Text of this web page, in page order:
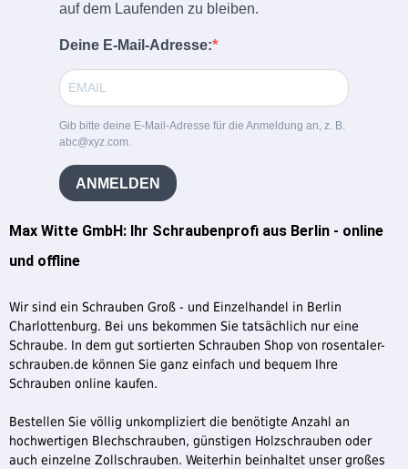
Max Witte GmbH: Ihr Schraubenprofi aus Berlin - online
und offline
Wir sind ein Schrauben Groß - und Einzelhandel in Berlin
Charlottenburg. Bei uns bekommen Sie tatsächlich nur eine
Schraube. In dem gut sortierten Schrauben Shop von rosentaler-
schrauben.de können Sie ganz einfach und bequem Ihre
Schrauben online kaufen.
Bestellen Sie völlig unkompliziert die benötigte Anzahl an
hochwertigen Blechschrauben, günstigen Holzschrauben oder
auch einzelne Zollschrauben. Weiterhin beinhaltet unser großes
auf dem Laufenden zu bleiben.
Deine E-Mail-Adresse:
Gib bitte deine E-Mail-Adresse für die Anmeldung an, z. B.
abc@xyz.com.
ANMELDEN